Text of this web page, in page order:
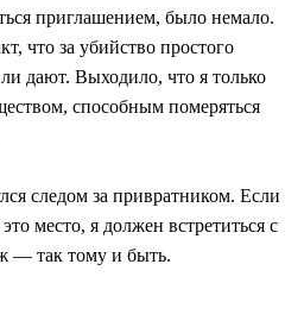
приглашением, было немало.
что за убийство простого
дают. Выходило, что я только
способным померяться
следом за привратником. Если
место, я должен встретиться с
― так тому и быть.